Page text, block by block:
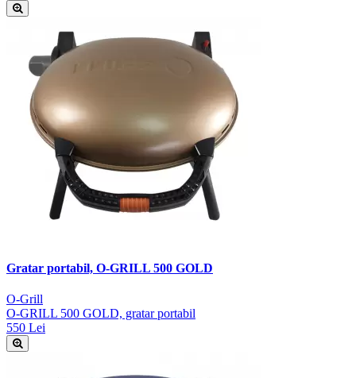
Gratar portabil, O-GRILL 500 GOLD
O-Grill
O-GRILL 500 GOLD, gratar portabil
550 Lei